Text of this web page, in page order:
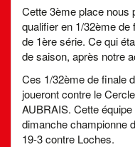
Cette 3ème place nous
qualifier en 1/32ème
de 1ère série. Ce qui
de saison, après notre
Ces 1/32ème de finale
joueront contre le
AUBRAIS. Cette
dimanche championne
19-3 contre Loches.